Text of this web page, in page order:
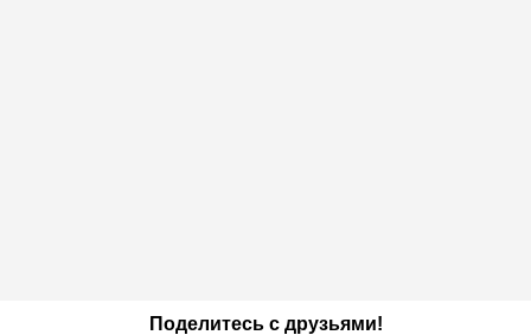
Поделитесь с друзьями!